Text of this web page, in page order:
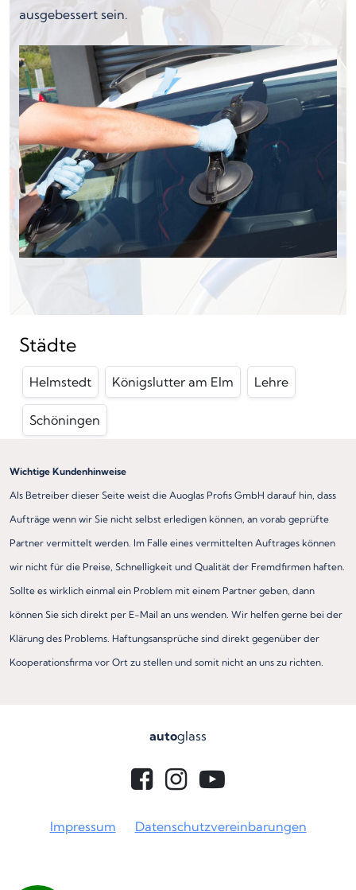
ausgebessert sein.
Städte
Helmstedt Königslutter am Elm Lehre
Schöningen
Wichtige Kundenhinweise
Als Betreiber dieser Seite weist die Auoglas Profis GmbH darauf hin, dass
Aufträge wenn wir Sie nicht selbst erledigen können, an vorab geprüfte
Partner vermittelt werden. Im Falle eines vermittelten Auftrages können
wir nicht für die Preise, Schnelligkeit und Qualität der Fremdfirmen haften.
Sollte es wirklich einmal ein Problem mit einem Partner geben, dann
können Sie sich direkt per E-Mail an uns wenden. Wir helfen gerne bei der
Klärung des Problems. Haftungsansprüche sind direkt gegenüber der
Kooperationsfirma vor Ort zu stellen und somit nicht an uns zu richten.
autoglass
Impressum Datenschutzvereinbarungen